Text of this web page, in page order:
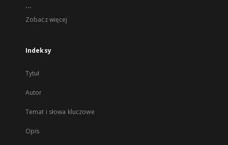
...
Zobacz więcej
Indeksy
Tytuł
Autor
Temat i słowa kluczowe
Opis